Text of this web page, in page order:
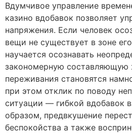
Вдумчивое управление
казино вдобавок позволяет
напряжения. Если человек
вещи не существует в зоне
научается осознавать
закономерную составляющую
переживания становятся
при этом отклик по поводу
ситуации — гибкой вдобавок
образом, предвкушение
беспокойства а также